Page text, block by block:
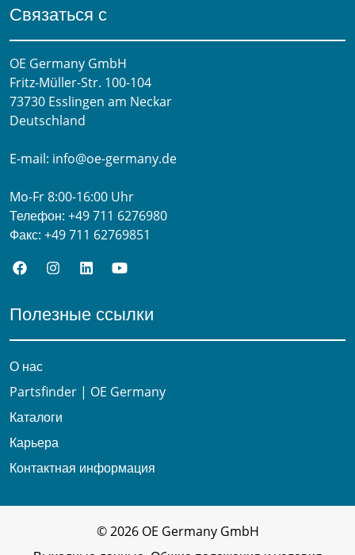
Связаться с
OE Germany GmbH
Fritz-Müller-Str. 100-104​
73730 Esslingen am Neckar​
Deutschland
E-mail: info@oe-germany.de
Mo-Fr 8:00-16:00 Uhr
Телефон: +49 711 6276980
Факс: +49 711 62769851
Полезные ссылки
О нас
Partsfinder | OE Germany
Каталоги
Карьера
Контактная информация
© 2026 OE Germany GmbH